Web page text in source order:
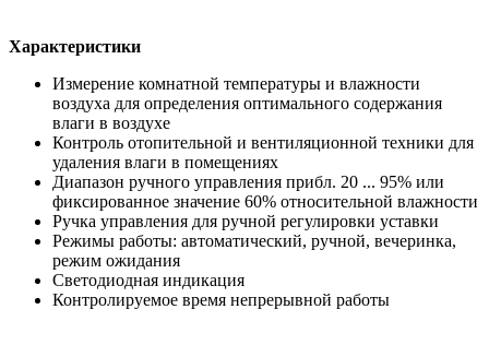
Характеристики
Измерение комнатной температуры и влажности
воздуха для определения оптимального содержания
влаги в воздухе
Контроль отопительной и вентиляционной техники для
удаления влаги в помещениях
Диапазон ручного управления прибл. 20 ... 95% или
фиксированное значение 60% относительной влажности
Ручка управления для ручной регулировки уставки
Режимы работы: автоматический, ручной, вечеринка,
режим ожидания
Светодиодная индикация
Контролируемое время непрерывной работы